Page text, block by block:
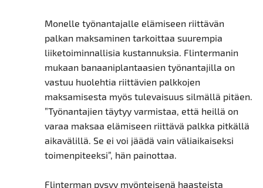
Monelle työnantajalle elämiseen riittävän
palkan maksaminen tarkoittaa suurempia
liiketoiminnallisia kustannuksia. Flintermanin
mukaan banaaniplantaasien työnantajilla on
vastuu huolehtia riittävien palkkojen
maksamisesta myös tulevaisuus silmällä pitäen.
”Työnantajien täytyy varmistaa, että heillä on
varaa maksaa elämiseen riittävä palkka pitkällä
aikavälillä. Se ei voi jäädä vain väliaikaiseksi
toimenpiteeksi”, hän painottaa.
Flinterman pysyy myönteisenä haasteista